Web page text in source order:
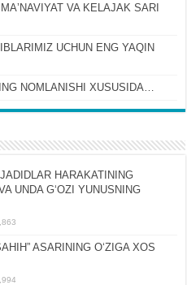
VA KELAJAK SARI
UCHUN ENG YAQIN
NOMLANISHI XUSUSIDA…
HARAKATINING
UNDA GʻOZI YUNUSNING
ASARINING OʻZIGA XOS